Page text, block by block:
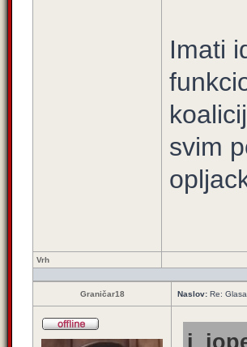
Imati
svim
Vrh
Graničar18 Naslov: Re: